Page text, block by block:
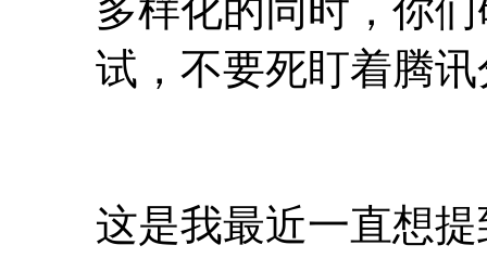
多样化的同时，你
试，不要死盯着腾
这是我最近一直想